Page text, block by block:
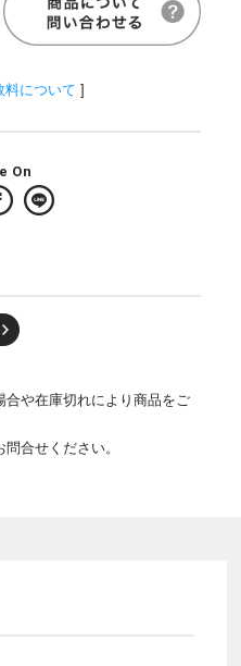
料について ]
On
合や在庫切れにより商品をご
合せください。